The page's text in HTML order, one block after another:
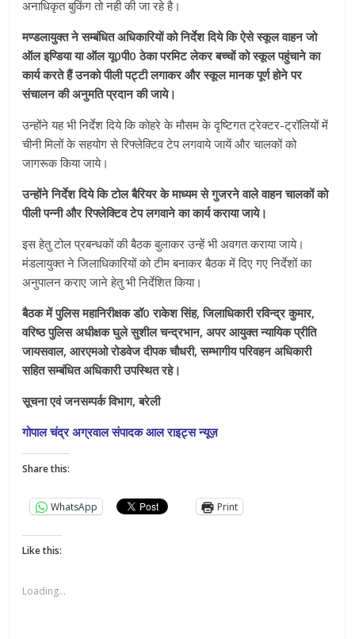
अनाधिकृत बुकिंग तो नही की जा रहे है।
मण्डलायुक्त ने सम्बंधित अधिकारियों को निर्देश दिये कि ऐसे स्कूल वाहन जो
ऑल इण्डिया या ऑल यू0पी0 ठेका परमिट लेकर बच्चों को स्कूल पहुंचाने का
कार्य करते हैं उनको पीली पट्टी लगाकर और स्कूल मानक पूर्ण होने पर
संचालन की अनुमति प्रदान की जाये।
उन्होंने यह भी निर्देश दिये कि कोहरे के मौसम के दृष्टिगत ट्रेक्टर-ट्रॉलियों में
चीनी मिलों के सहयोग से रिफ्लेक्टिव टेप लगवाये जायें और चालकों को
जागरूक किया जाये।
उन्होंने निर्देश दिये कि टोल बैरियर के माध्यम से गुजरने वाले वाहन चालकों को
पीली पन्नी और रिफ्लेक्टिव टेप लगवाने का कार्य कराया जाये।
इस हेतु टोल प्रबन्धकों की बैठक बुलाकर उन्हें भी अवगत कराया जाये।
मंडलायुक्त ने जिलाधिकारियों को टीम बनाकर बैठक में दिए गए निर्देशों का
अनुपालन कराए जाने हेतु भी निर्देशित किया।
बैठक में पुलिस महानिरीक्षक डॉ0 राकेश सिंह, जिलाधिकारी रविन्द्र कुमार,
वरिष्ठ पुलिस अधीक्षक घुले सुशील चन्द्रभान, अपर आयुक्त न्यायिक प्रीति
जायसवाल, आरएमओ रोडवेज दीपक चौधरी, सम्भागीय परिवहन अधिकारी
सहित सम्बंधित अधिकारी उपस्थित रहे।
सूचना एवं जनसम्पर्क विभाग, बरेली
गोपाल चंद्र अग्रवाल संपादक आल राइट्स न्यूज़
Share this:
WhatsApp Print
Like this:
Loading...